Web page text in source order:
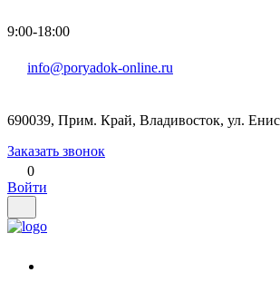
9:00-18:00
info@poryadok-online.ru
690039, Прим. Край, Владивосток, ул.
Заказать звонок
0
Войти